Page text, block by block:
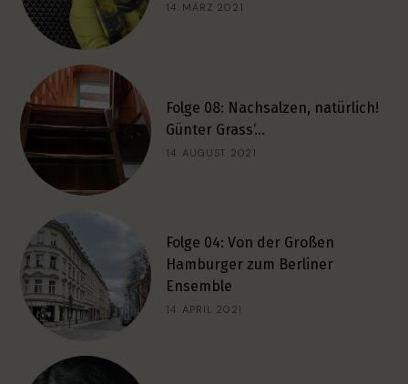
14. MÄRZ 2021
Folge 08: Nachsalzen, natürlich!
Günter Grass‘…
14. AUGUST 2021
Folge 04: Von der Großen
Hamburger zum Berliner
Ensemble
14. APRIL 2021